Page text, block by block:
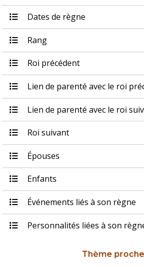
Dates de règne
Rang
Roi précédent
Lien de parenté avec le roi
Lien de parenté avec le roi
Roi suivant
Épouses
Enfants
Événements liés à son règne
Personnalités liées à son
Thème proche